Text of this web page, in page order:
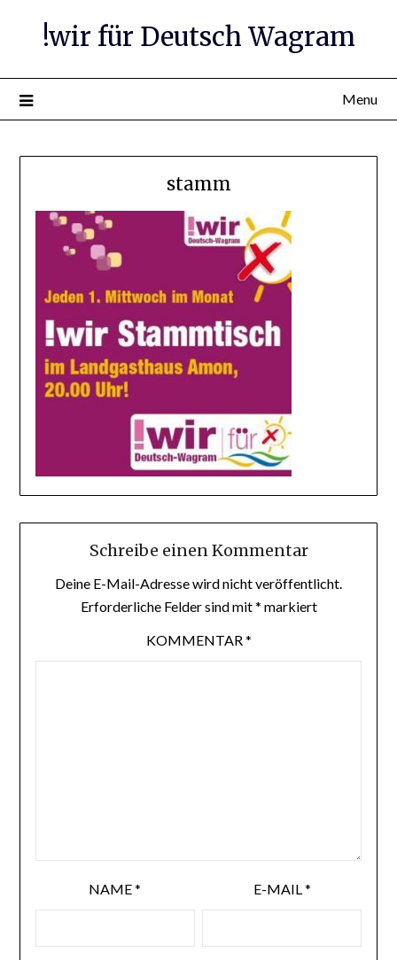
!wir für Deutsch Wagram
Menu
stamm
Schreibe einen Kommentar
Deine E-Mail-Adresse wird nicht veröffentlicht.
Erforderliche Felder sind mit* markiert
KOMMENTAR*
NAME* E-MAIL*